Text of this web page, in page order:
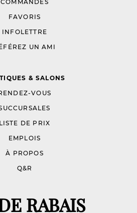
COMMANDES
FAVORIS
INFOLETTRE
UN AMI
& SALONS
VOUS
LISTE DE PRIX
EMPLOIS
À PROPOS
Q&R
RABAIS